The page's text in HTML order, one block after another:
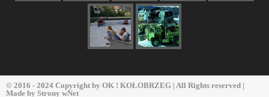
© 2016 - 2024 Copyright by OK ! KOŁOBRZEG | All Rights reserved |
Made by Strony wNet